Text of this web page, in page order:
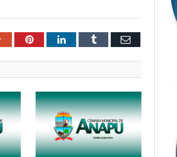
Google+PinterestLinkedInTumblr Email